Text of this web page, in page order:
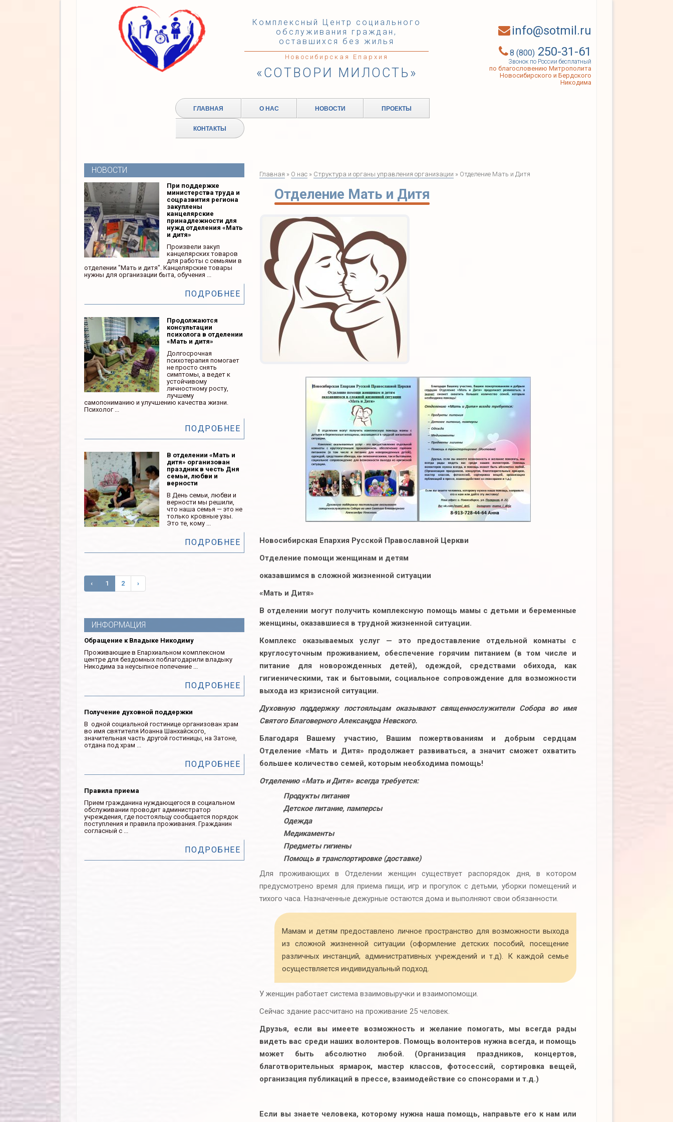
Комплексный Центр социального
обслуживания граждан,
оставшихся без жилья
Новосибирская Епархия
«СОТВОРИ МИЛОСТЬ»
info@sotmil.ru
8 (800) 250-31-61
Звонок по России бесплатный
по благословению Митрополита
Новосибирского и Бердского
Никодима
ГЛАВНАЯ О НАС НОВОСТИ ПРОЕКТЫ
КОНТАКТЫ
Главная » О нас » Структура и органы управления организации » Отделение Мать и Дитя
Отделение Мать и Дитя
Новосибирская Епархия Русской Православной Церкви
Отделение помощи женщинам и детям
оказавшимся в сложной жизненной ситуации
«Мать и Дитя»
В отделении могут получить комплексную помощь мамы с детьми и беременные
женщины, оказавшиеся в трудной жизненной ситуации.
Комплекс оказываемых услуг — это предоставление отдельной комнаты с
круглосуточным проживанием, обеспечение горячим питанием (в том числе и
питание для новорожденных детей), одеждой, средствами обихода, как
гигиеническими, так и бытовыми, социальное сопровождение для возможности
выхода из кризисной ситуации.
Духовную поддержку постояльцам оказывают священнослужители Собора во имя
Святого Благоверного Александра Невского.
Благодаря Вашему участию, Вашим пожертвованиям и добрым сердцам
Отделение «Мать и Дитя» продолжает развиваться, а значит сможет охватить
большее количество семей, которым необходима помощь!
Отделению «Мать и Дитя» всегда требуется:
Продукты питания
Детское питание, памперсы
Одежда
Медикаменты
Предметы гигиены
Помощь в транспортировке (доставке)
Для проживающих в Отделении женщин существует распорядок дня, в котором
предусмотрено время для приема пищи, игр и прогулок с детьми, уборки помещений и
тихого часа. Назначенные дежурные остаются дома и выполняют свои обязанности.
Мамам и детям предоставлено личное пространство для возможности выхода
из сложной жизненной ситуации (оформление детских пособий, посещение
различных инстанций, административных учреждений и т.д). К каждой семье
осуществляется индивидуальный подход.
У женщин работает система взаимовыручки и взаимопомощи.
Сейчас здание рассчитано на проживание 25 человек.
Друзья, если вы имеете возможность и желание помогать, мы всегда рады
видеть вас среди наших волонтеров. Помощь волонтеров нужна всегда, и помощь
может быть абсолютно любой. (Организация праздников, концертов,
благотворительных ярмарок, мастер классов, фотосессий, сортировка вещей,
организация публикаций в прессе, взаимодействие со спонсорами и т.д.)
Если вы знаете человека, которому нужна наша помощь, направьте его к нам или
НОВОСТИ
При поддержке
министерства труда и
соцразвития региона
закуплены
канцелярские
принадлежности для
нужд отделения «Мать
и дитя»
Произвели закуп
канцелярских товаров
для работы с семьями в
отделении "Мать и дитя". Канцелярские товары
нужны для организации быта, обучения ...
ПОДРОБНЕЕ
Продолжаются
консультации
психолога в отделении
«Мать и дитя»
Долгосрочная
психотерапия помогает
не просто снять
симптомы, а ведет к
устойчивому
личностному росту,
лучшему
самопониманию и улучшению качества жизни.
Психолог ...
ПОДРОБНЕЕ
В отделении «Мать и
дитя» организован
праздник в честь Дня
семьи, любви и
верности
В День семьи, любви и
верности мы решили,
что наша семья — это не
только кровные узы.
Это те, кому ...
ПОДРОБНЕЕ
‹ 1 2 ›
ИНФОРМАЦИЯ
Обращение к Владыке Никодиму
Проживающие в Епархиальном комплексном
центре для бездомных поблагодарили владыку
Никодима за неусыпное попечение ...
ПОДРОБНЕЕ
Получение духовной поддержки
В одной социальной гостинице организован храм
во имя святителя Иоанна Шанхайского,
значительная часть другой гостиницы, на Затоне,
отдана под храм ...
ПОДРОБНЕЕ
Правила приема
Прием гражданина нуждающегося в социальном
обслуживании проводит администратор
учреждения, где постояльцу сообщается порядок
поступления и правила проживания. Гражданин
согласный с ...
ПОДРОБНЕЕ